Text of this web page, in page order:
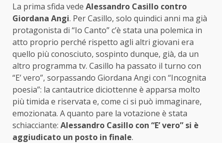
La prima sfida vede Alessandro Casillo contro
Giordana Angi. Per Casillo, solo quindici anni ma già
protagonista di “Io Canto” c’è stata una polemica in
atto proprio perché rispetto agli altri giovani era
quello più conosciuto, sospinto dunque, già, da un
altro programma tv. Casillo ha passato il turno con
“E’ vero”, sorpassando Giordana Angi con “Incognita
poesia”: la cantautrice diciottenne è apparsa molto
più timida e riservata e, come ci si può immaginare,
emozionata. A quanto pare la votazione è stata
schiacciante: Alessandro Casillo con “E’ vero” si è
aggiudicato un posto in finale.